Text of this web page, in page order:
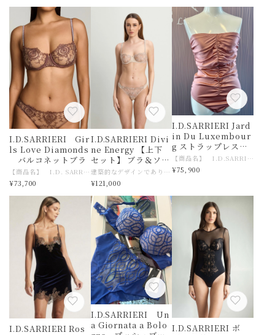
I.D.SARRIERI Gir
ls Love Diamonds
バルコネットブラ
【商品名】 I.D. SARRIERI Girls Love Diamonds バルコネットブラ ブラジャーはパットなし一枚布ブラジャーです 【サイズ】ヨーロッパ サリエリ ３２C（７０C） ・サリエリ ブラ ３２C（70C・85C）➡日本サイズ目安 ７０CD 【素材】ナイロン、ポリエステル、シルク、ポリウレタン 【色】ショコラ 【ご注意事項】 モニターの発色の具合によって実際のものと色が異なる場合がございます 【その他商品説明】 ハイファッションランジェリーを確立したルーマニア発、イギリス拠点の高級ランジェリー ブランド。 有名映画での露出や、ハリウッドセレブが誌面を飾る際に纏うことも多く、 女性デザイナー発の『洗練されたランジェリー』は世界各国で唯一無二の世界観を創り出しています。 目を惹く官能性、女性とランジェリーの関係性を、ラグジュアリーに表現したブランド。 1992年にルーマニアで誕生したI.D.SARRIERI（アイ ディ サリエリ）、 デザイナーのユリア ダブリンは、スタイリッシュで繊細なファッション性が高いランジェリーブランドを若くして立ち上げました。 ランジェリーとは女性を洗練するもの・・という強い信念を掲げて、モードでラグジュアリーなコレクションをランジェリー、ラウンジウェアー、ビーチウェアーにも発表しています。 I.D.SARRIERIのランジェリーの特徴は、洗練されたお洒落なデザインですが、身に着けた時の肌にやさしい着けごこちの良さで、女性を虜にするランジェリーです。 特にメイン素材のサテンシルクは、光沢感の美しさだけでなく、シルクならではの肌に優しい着け心地に、女性たちは魅了されます。 またどのランジェリーを見ても、思わず感嘆の声を上げてしまうのは、プレタポルテのコレクションを見ているような、今までの下着の概念を超えたモードなランジェリーだからです。
¥73,700
I.D.SARRIERI Divi
ne Energy 【上下
セット】 ブラ＆ソン
グ
建築的なデザインでありながら、紛れもなくロマンチックなディバイン・エナジー・バルコネット・ブラは、繊細なナッツ色のレースでシルエットを美しく引き立て、咲き誇る花柄と優美な葉のモチーフが絡み合っています。光沢のあるシルクときらめくスワロフスキー・クリスタルで仕上げられたこのブラは、非の打ちどころのない職人技と、時代を超えて色あせない洗練さを称える逸品です。 控えめでありながら、信じられないほど洗練されたディバインエナジーソングとのセット。 控えめなラグジュアリーを体現した一品です。 どの作品も、その見た目と同じくらい格別な着け心地を実現すべく、丹念に手作業で仕上げられています。 【商品名】I.D.SARRIERI Divine Energy 【上下セット】 ブラ＆ソング 【サイズ】ヨーロッパ サリエリ ブラジャー３２C＆ソングXS（0） ・サリエリ ブラ ３２C（70C・85C）➡日本サイズ目安 ７０CD アンダー６８〜７２、トップ86〜88 ・ソングXS（０・３６）➡日本サイズ目安 Mサイズ ヒップ ８５〜８９ 【素材】刺繍部分：ポリアミド75％、ポリエステル25％； メッシュ部分：ポリアミド82％、エラスタン18％；ポリアミド100％； 裏地：綿100％；シルク95％、エラスタン5％ 【色】NUT 【ご注意事項】 モニターの発色の具合によって実際のものと色が異なる場合がございます 【その他商品説明】 ハイファッションランジェリーを確立したルーマニア発、イギリス拠点の高級ランジェリー ブランド。 有名映画での露出や、ハリウッドセレブが誌面を飾る際に纏うことも多く、 女性デザイナー発の『洗練されたランジェリー』は世界各国で唯一無二の世界観を創り出しています。 目を惹く官能性、女性とランジェリーの関係性を、ラグジュアリーに表現したブランド。 1992年にルーマニアで誕生したI.D.SARRIERI（アイ ディ サリエリ）、 デザイナーのユリア ダブリンは、スタイリッシュで繊細なファッション性が高いランジェリーブランドを若くして立ち上げました。 ランジェリーとは女性を洗練するもの・・という強い信念を掲げて、モードでラグジュアリーなコレクションをランジェリー、ラウンジウェアー、ビーチウェアーにも発表しています。 I.D.SARRIERIのランジェリーの特徴は、洗練されたお洒落なデザインですが、身に着けた時の肌にやさしい着けごこちの良さで、女性を虜にするランジェリーです。 特にメイン素材のサテンシルクは、光沢感の美しさだけでなく、シルクならではの肌に優しい着け心地に、女性たちは魅了されます。 またどのランジェリーを見ても、思わず感嘆の声を上げてしまうのは、プレタポルテのコレクションを見ているような、今までの下着の概念を超えたモードなランジェリーだからです。
¥121,000
I.D.SARRIERI Jard
in Du Luxembour
g ストラップレスボ
ディ
【商品名】 I.D.SARRIERI Jardin Du Luxembourg ストラップレスボディ 【サイズ】ヨーロッパ サリエリ Sサイズ 日本M〜Lサイズ目安 【素材】シルク、ポリウレタン 【色】ダスティピンク 【ご注意事項】 モニターの発色の具合によって実際のものと色が異なる場合がございます 滑り止めにシリコンが付いています。お肌が敏感な際は お避けくださいませ 【その他商品説明】 ハイファッションランジェリーを確立したルーマニア発、イギリス拠点の高級ランジェリー ブランド。 有名映画での露出や、ハリウッドセレブが誌面を飾る際に纏うことも多く、 女性デザイナー発の『洗練されたランジェリー』は世界各国で唯一無二の世界観を創り出しています。 目を惹く官能性、女性とランジェリーの関係性を、ラグジュアリーに表現したブランド。 1992年にルーマニアで誕生したI.D.SARRIERI（アイ ディ サリエリ）、 デザイナーのユリア ダブリンは、スタイリッシュで繊細なファッション性が高いランジェリーブランドを若くして立ち上げました。 ランジェリーとは女性を洗練するもの・・という強い信念を掲げて、モードでラグジュアリーなコレクションをランジェリー、ラウンジウェアー、ビーチウェアーにも発表しています。 I.D.SARRIERIのランジェリーの特徴は、洗練されたお洒落なデザインですが、身に着けた時の肌にやさしい着けごこちの良さで、女性を虜にするランジェリーです。 特にメイン素材のサテンシルクは、光沢感の美しさだけでなく、シルクならではの肌に優しい着け心地に、女性たちは魅了されます。 またどのランジェリーを見ても、思わず感嘆の声を上げてしまうのは、プレタポルテのコレクションを見ているような、今までの下着の概念を超えたモードなランジェリーだからです。
¥75,900
I.D.SARRIERI Ros
I.D.SARRIERI Un
a Giornata a Bolo I.D.SARRIERI ボ